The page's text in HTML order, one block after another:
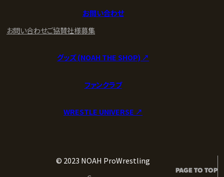
お問い合わせ
お問い合わせご協賛社様募集
グッズ (NOAH THE SHOP) ↗︎
ファンクラブ
WRESTLE UNIVERSE ↗︎
© 2023 NOAH ProWrestling
PAGE TO TOP